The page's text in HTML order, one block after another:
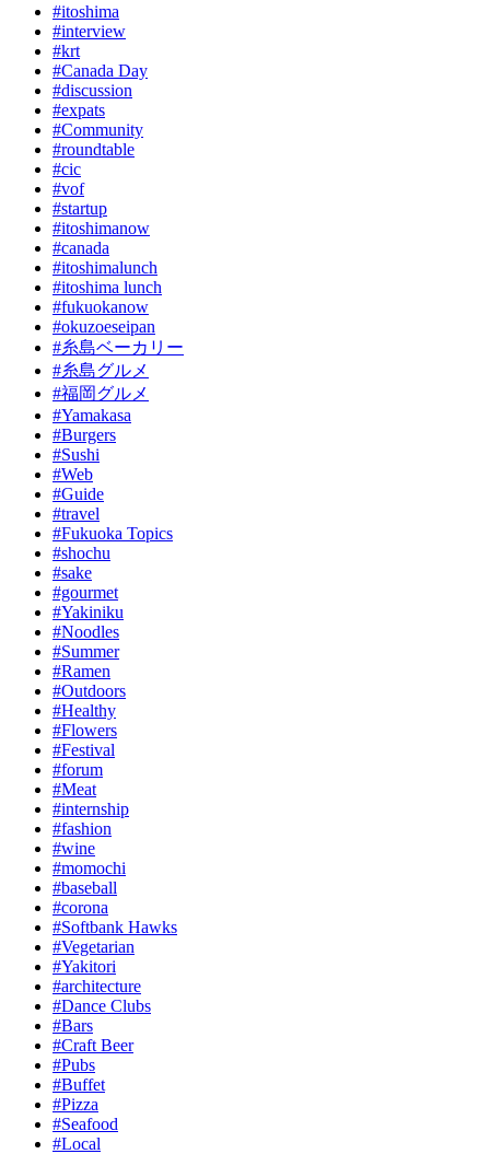
#itoshima
#interview
#krt
#Canada Day
#discussion
#expats
#Community
#roundtable
#cic
#vof
#startup
#itoshimanow
#canada
#itoshimalunch
#itoshima lunch
#fukuokanow
#okuzoeseipan
#糸島ベーカリー
#糸島グルメ
#福岡グルメ
#Yamakasa
#Burgers
#Sushi
#Web
#Guide
#travel
#Fukuoka Topics
#shochu
#sake
#gourmet
#Yakiniku
#Noodles
#Summer
#Ramen
#Outdoors
#Healthy
#Flowers
#Festival
#forum
#Meat
#internship
#fashion
#wine
#momochi
#baseball
#corona
#Softbank Hawks
#Vegetarian
#Yakitori
#architecture
#Dance Clubs
#Bars
#Craft Beer
#Pubs
#Buffet
#Pizza
#Seafood
#Local